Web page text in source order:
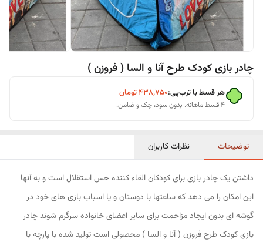
چادر بازی کودک طرح آنا و السا ( فروزن )
هر قسط با ترب‌پی:۴۳۸٬۷۵۰تومان
۴ قسط ماهانه. بدون سود، چک و ضامن.
توضیحات نظرات کاربران
داشتن یک چادر بازی برای کودکان القاء کننده حس استقلال است و به آنها
این امکان را می دهد که ساعتها با دوستان و یا اسباب بازی های خود در
گوشه ای بدون ایجاد مزاحمت برای سایر اعضای خانواده سرگرم شوند چادر
بازی کودک طرح فروزن ( آنا و السا ) محصولی است تولید شده با پارچه با